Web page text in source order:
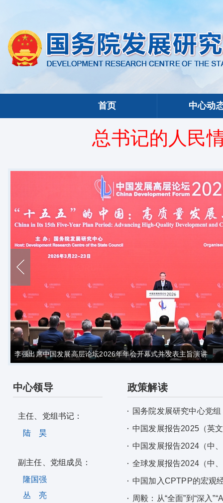
首页 中心动
总书记的人民
李强出席中国发展高层论坛2026年年会开幕式并发表主旨演讲
中心领导
主任、党组书记：
陆 昊
副主任、党组成员：
隆国强
丛 亮
政策解读
国务院发展研究中心党
中国发展报告2025（英
中国发展报告2024（中
全球发展报告2024（中
中国加入CPTPP的宏观
周毅：从“全面”到“深入